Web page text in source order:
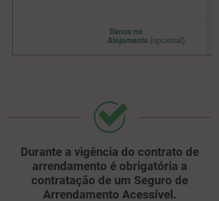
Danos no
Alojamento (opcional)
Durante a vigência do contrato de
arrendamento é obrigatória a
contratação de um Seguro de
Arrendamento Acessível.